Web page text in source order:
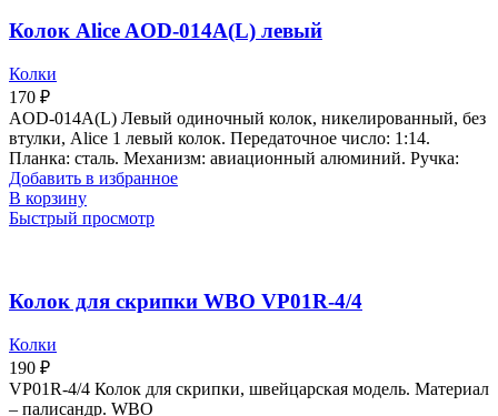
Колок Alice AOD-014A(L) левый
Колки
170 ₽
AOD-014A(L) Левый одиночный колок, никелированный, без
втулки, Alice 1 левый колок. Передаточное число: 1:14.
Планка: сталь. Механизм: авиационный алюминий. Ручка:
Добавить в избранное
В корзину
Быстрый просмотр
Колок для скрипки WBO VP01R-4/4
Колки
190 ₽
VP01R-4/4 Колок для скрипки, швейцарская модель. Материал
– палисандр. WBO